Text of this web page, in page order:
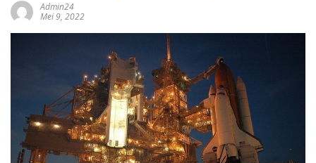
Admin24
Mei 9, 2022